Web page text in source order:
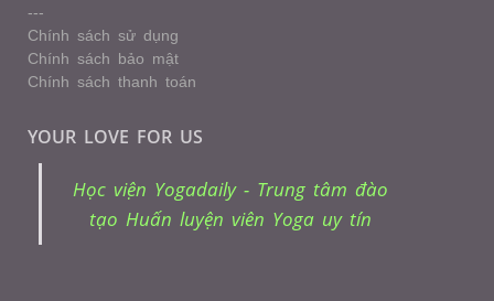
---
Chính sách sử dụng
Chính sách bảo mật
Chính sách thanh toán
YOUR LOVE FOR US
Học viện Yogadaily - Trung tâm đào
tạo Huấn luyện viên Yoga uy tín